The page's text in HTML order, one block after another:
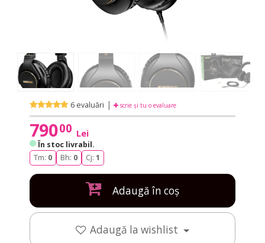
6 evaluări | scrie și tu o evaluare
79000 Lei
În stoc livrabil.
Tm: 0 Bh: 0 Cj: 1
Adaugă în coș
Adaugă la wishlist